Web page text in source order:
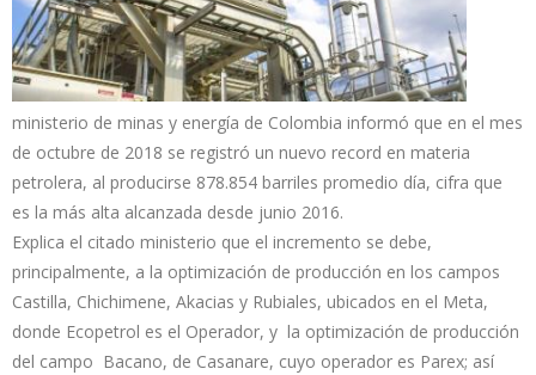
ministerio de minas y energía de Colombia informó que en el mes
de octubre de 2018 se registró un nuevo record en materia
petrolera, al producirse 878.854 barriles promedio día, cifra que
es la más alta alcanzada desde junio 2016.
Explica el citado ministerio que el incremento se debe,
principalmente, a la optimización de producción en los campos
Castilla, Chichimene, Akacias y Rubiales, ubicados en el Meta,
donde Ecopetrol es el Operador, y la optimización de producción
del campo Bacano, de Casanare, cuyo operador es Parex; así